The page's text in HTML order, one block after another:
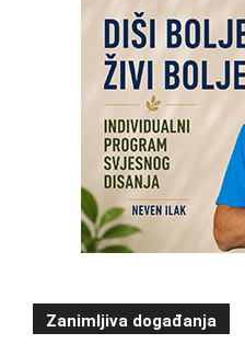
Zanimljiva događanja